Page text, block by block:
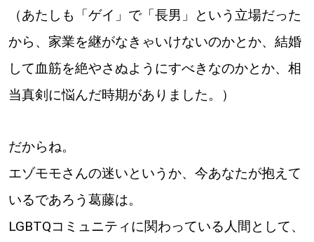
（あたしも「ゲイ」で「長男」という立場だった
から、家業を継がなきゃいけないのかとか、結婚
して血筋を絶やさぬようにすべきなのかとか、相
当真剣に悩んだ時期がありました。）
だからね。
エゾモモさんの迷いというか、今あなたが抱えて
いるであろう葛藤は。
LGBTQコミュニティに関わっている人間として、